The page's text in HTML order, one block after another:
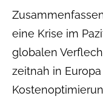
eine Krise im
globalen
zeitnah in